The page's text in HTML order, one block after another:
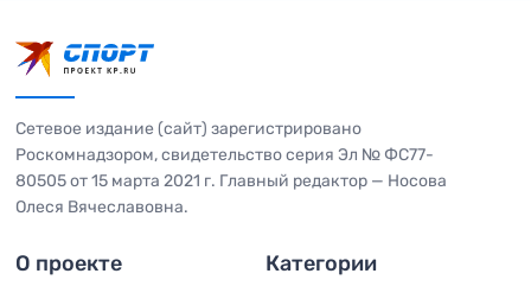
Сетевое издание (сайт) зарегистрировано
Роскомнадзором, свидетельство серия Эл № ФС77-
80505 от 15 марта 2021 г. Главный редактор — Носова
Олеся Вячеславовна.
О проекте Категории